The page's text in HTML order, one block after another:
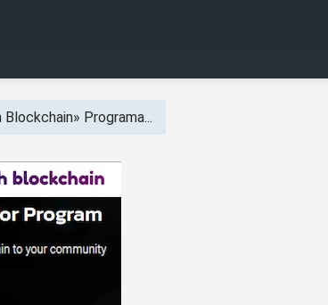
Blockchain» Programa...